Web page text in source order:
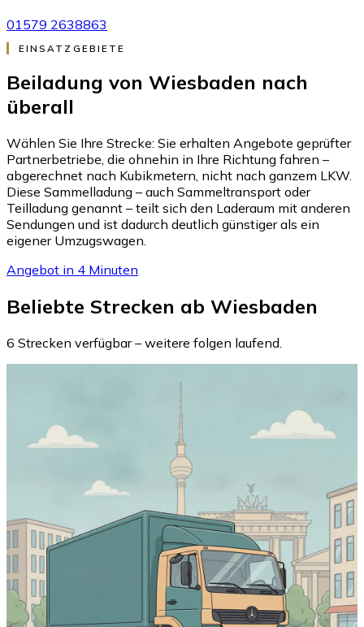
01579 2638863
EINSATZGEBIETE
Beiladung von Wiesbaden nach
überall
Wählen Sie Ihre Strecke: Sie erhalten Angebote geprüfter
Partnerbetriebe, die ohnehin in Ihre Richtung fahren –
abgerechnet nach Kubikmetern, nicht nach ganzem LKW.
Diese Sammelladung – auch Sammeltransport oder
Teilladung genannt – teilt sich den Laderaum mit anderen
Sendungen und ist dadurch deutlich günstiger als ein
eigener Umzugswagen.
Angebot in 4 Minuten
Beliebte Strecken ab Wiesbaden
6 Strecken verfügbar – weitere folgen laufend.